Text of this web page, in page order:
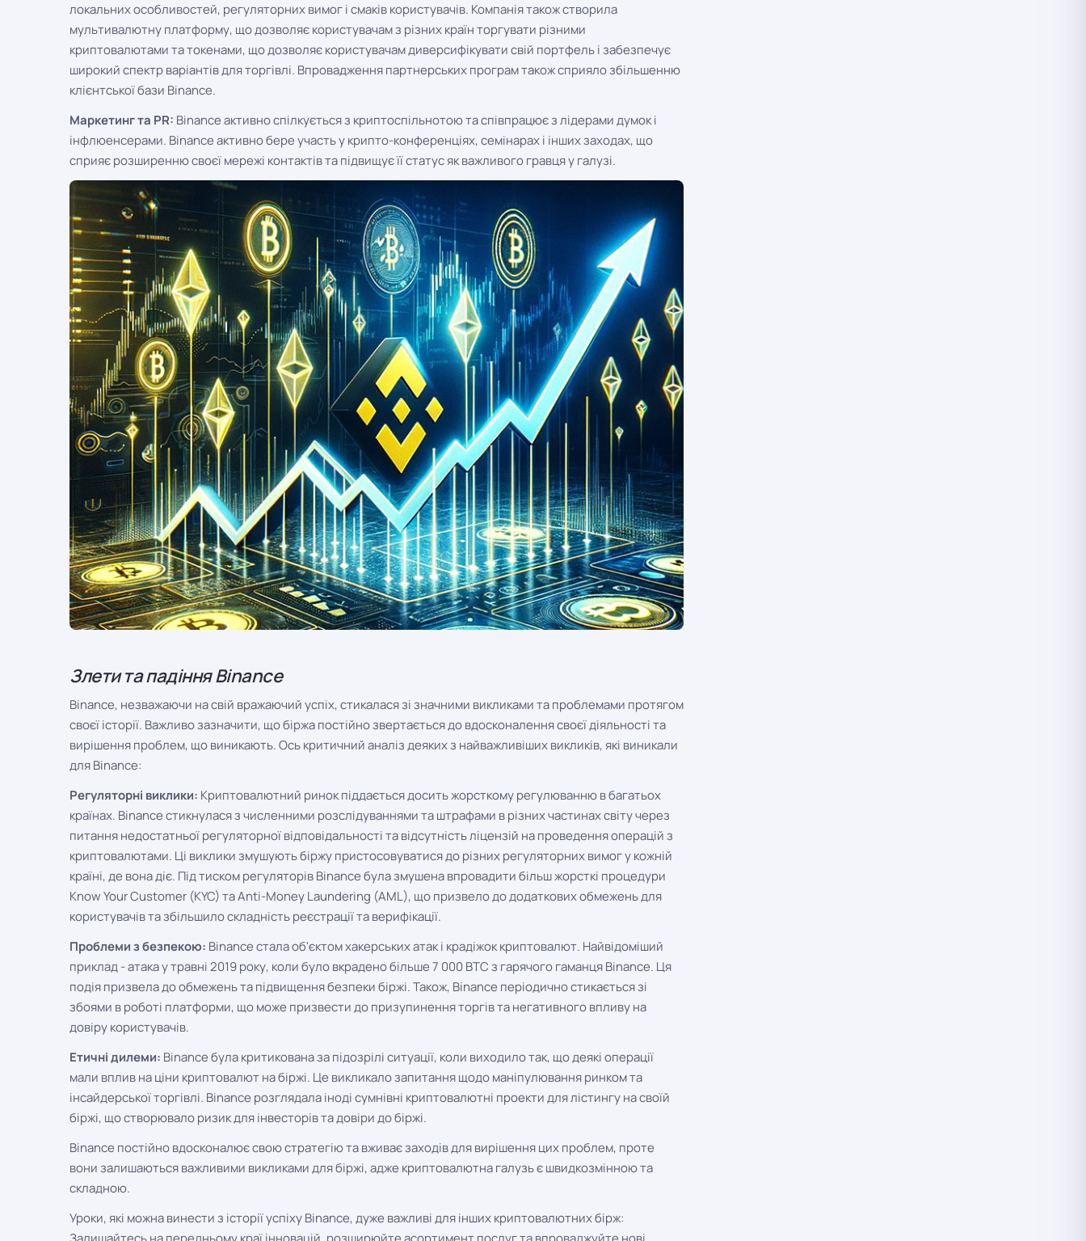
локальних особливостей, регуляторних вимог і смаків користувачів. Компанія також створила
мультивалютну платформу, що дозволяє користувачам з різних країн торгувати різними
криптовалютами та токенами, що дозволяє користувачам диверсифікувати свій портфель і забезпечує
широкий спектр варіантів для торгівлі. Впровадження партнерських програм також сприяло збільшенню
клієнтської бази Binance.
Маркетинг та PR: Binance активно спілкується з криптоспільнотою та співпрацює з лідерами думок і
інфлюенсерами. Binance активно бере участь у крипто-конференціях, семінарах і інших заходах, що
сприяє розширенню своєї мережі контактів та підвищує її статус як важливого гравця у галузі.
Злети та падіння Binance
Binance, незважаючи на свій вражаючий успіх, стикалася зі значними викликами та проблемами протягом
своєї історії. Важливо зазначити, що біржа постійно звертається до вдосконалення своєї діяльності та
вирішення проблем, що виникають. Ось критичний аналіз деяких з найважливіших викликів, які виникали
для Binance:
Регуляторні виклики: Криптовалютний ринок піддається досить жорсткому регулюванню в багатьох
країнах. Binance стикнулася з численними розслідуваннями та штрафами в різних частинах світу через
питання недостатньої регуляторної відповідальності та відсутність ліцензій на проведення операцій з
криптовалютами. Ці виклики змушують біржу пристосовуватися до різних регуляторних вимог у кожній
країні, де вона діє. Під тиском регуляторів Binance була змушена впровадити більш жорсткі процедури
Know Your Customer (KYC) та Anti-Money Laundering (AML), що призвело до додаткових обмежень для
користувачів та збільшило складність реєстрації та верифікації.
Проблеми з безпекою: Binance стала об'єктом хакерських атак і крадіжок криптовалют. Найвідоміший
приклад - атака у травні 2019 року, коли було вкрадено більше 7 000 BTC з гарячого гаманця Binance. Ця
подія призвела до обмежень та підвищення безпеки біржі. Також, Binance періодично стикається зі
збоями в роботі платформи, що може призвести до призупинення торгів та негативного впливу на
довіру користувачів.
Етичні дилеми: Binance була критикована за підозрілі ситуації, коли виходило так, що деякі операції
мали вплив на ціни криптовалют на біржі. Це викликало запитання щодо маніпулювання ринком та
інсайдерської торгівлі. Binance розглядала іноді сумнівні криптовалютні проекти для лістингу на своїй
біржі, що створювало ризик для інвесторів та довіри до біржі.
Binance постійно вдосконалює свою стратегію та вживає заходів для вирішення цих проблем, проте
вони залишаються важливими викликами для біржі, адже криптовалютна галузь є швидкозмінною та
складною.
Уроки, які можна винести з історії успіху Binance, дуже важливі для інших криптовалютних бірж: